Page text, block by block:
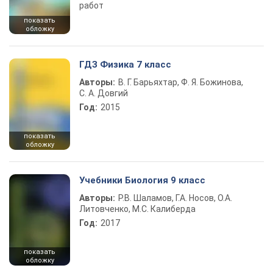
показать
обложку
работ
показать
обложку
ГДЗ Физика 7 класс
Авторы: В. Г. Барьяхтар, Ф. Я. Божинова,
С. А. Довгий
Год: 2015
показать
обложку
Учебники Биология 9 класс
Авторы: Р.В. Шаламов, Г.А. Носов, О.А.
Литовченко, М.С. Калиберда
Год: 2017